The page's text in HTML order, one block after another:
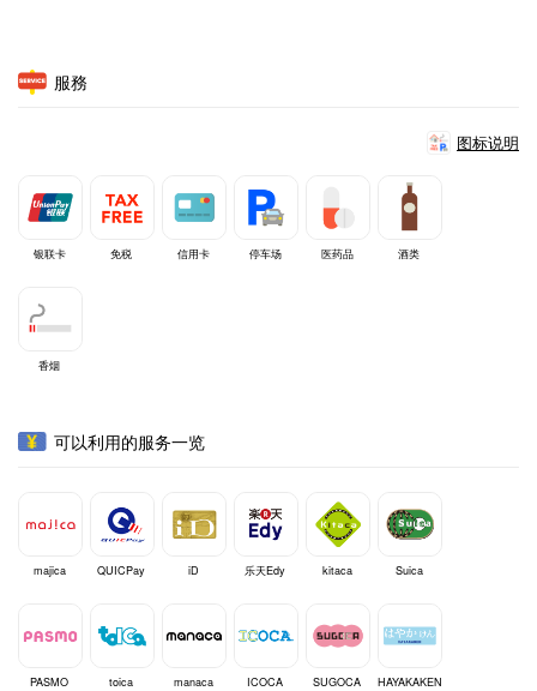
服務
图标说明
银联卡 免税 信用卡 停车场 医药品 酒类
香烟
可以利用的服务一览
majica QUICPay iD 乐天Edy kitaca Suica
PASMO toica manaca ICOCA SUGOCA HAYAKAKEN